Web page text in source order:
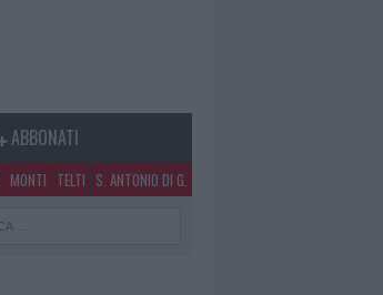
ABBONATI
MONTI TELTI S. ANTONIO DI G.